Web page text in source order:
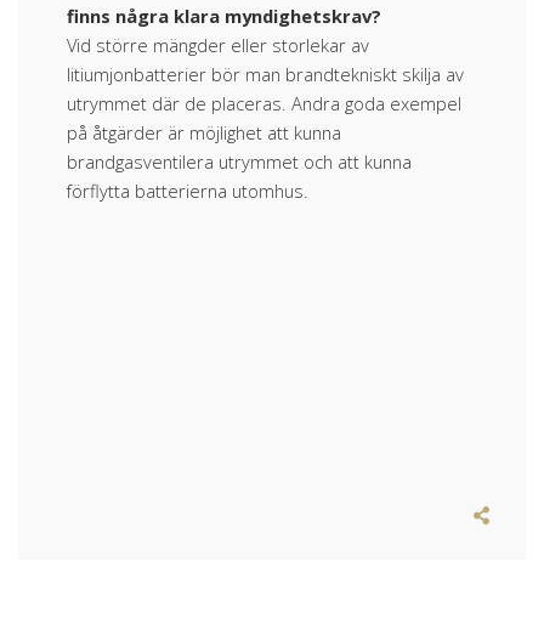
finns några klara myndighetskrav?
Vid större mängder eller storlekar av
litiumjonbatterier bör man brandtekniskt skilja av
utrymmet där de placeras. Andra goda exempel
på åtgärder är möjlighet att kunna
brandgasventilera utrymmet och att kunna
förflytta batterierna utomhus.